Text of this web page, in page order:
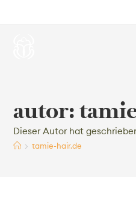
autor:
Dieser Autor hat
> tamie-hair.de